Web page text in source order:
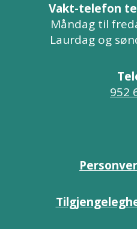
Vakt-telefon
Måndag til
Laurdag og
952